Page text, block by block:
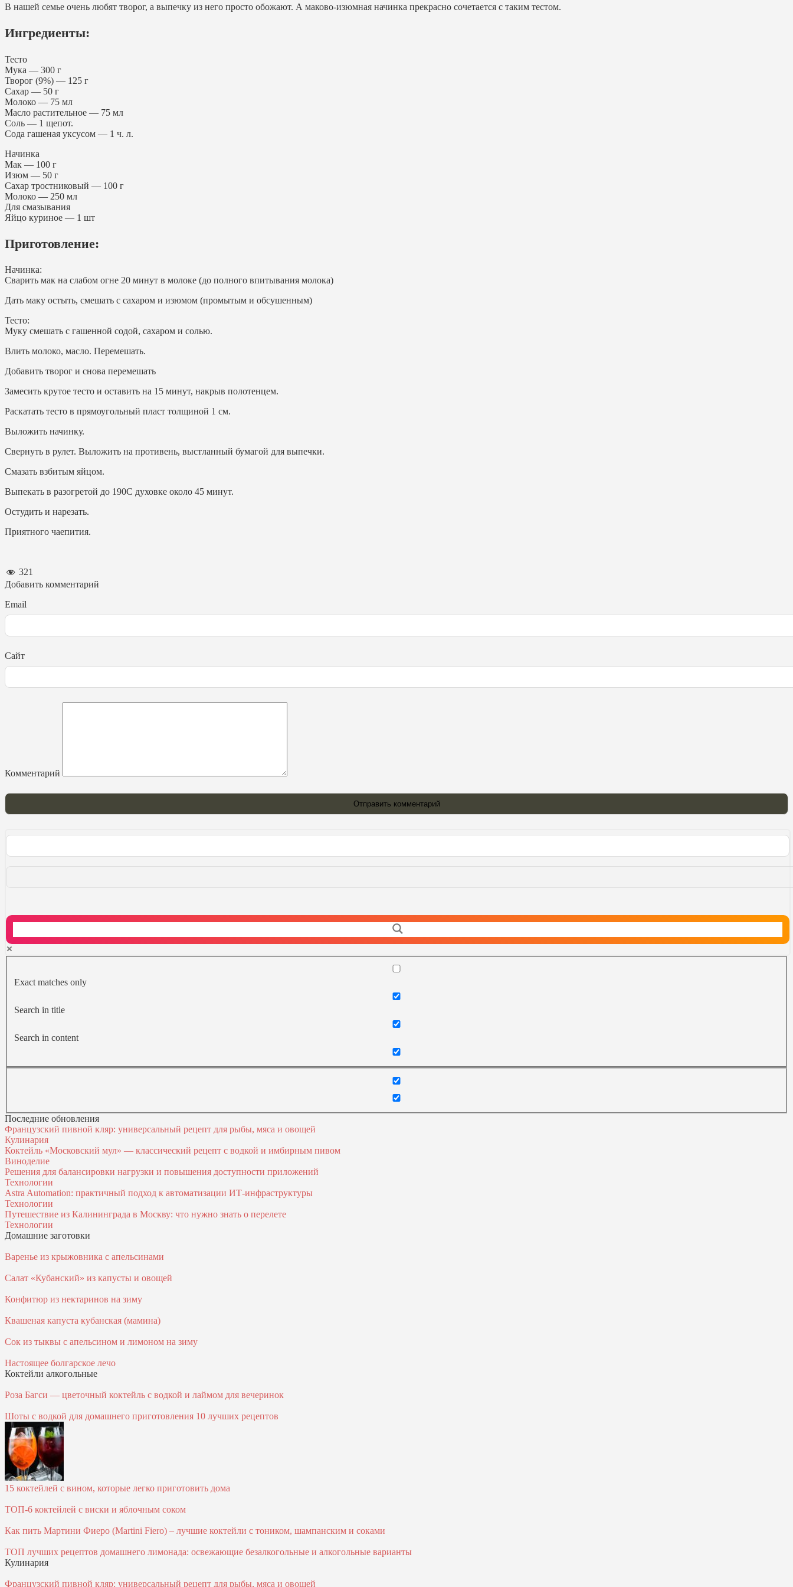
В нашей семье очень любят творог, а выпечку из него просто обожают. А маково-изюмная начинка прекрасно сочетается с таким тестом.
Ингредиенты:
Тесто
Мука — 300 г
Творог (9%) — 125 г
Сахар — 50 г
Молоко — 75 мл
Масло растительное — 75 мл
Соль — 1 щепот.
Сода гашеная уксусом — 1 ч. л.
Начинка
Мак — 100 г
Изюм — 50 г
Сахар тростниковый — 100 г
Молоко — 250 мл
Для смазывания
Яйцо куриное — 1 шт
Приготовление:
Начинка:
Сварить мак на слабом огне 20 минут в молоке (до полного впитывания молока)
Дать маку остыть, смешать с сахаром и изюмом (промытым и обсушенным)
Тесто:
Муку смешать с гашенной содой, сахаром и солью.
Влить молоко, масло. Перемешать.
Добавить творог и снова перемешать
Замесить крутое тесто и оставить на 15 минут, накрыв полотенцем.
Раскатать тесто в прямоугольный пласт толщиной 1 см.
Выложить начинку.
Свернуть в рулет. Выложить на противень, выстланный бумагой для выпечки.
Смазать взбитым яйцом.
Выпекать в разогретой до 190С духовке около 45 минут.
Остудить и нарезать.
Приятного чаепития.
321
Добавить комментарий
Email
Сайт
Комментарий
Exact matches only
Search in title
Search in content
Последние обновления
Французский пивной кляр: универсальный рецепт для рыбы, мяса и овощей
Кулинария
Коктейль «Московский мул» — классический рецепт с водкой и имбирным пивом
Виноделие
Решения для балансировки нагрузки и повышения доступности приложений
Технологии
Astra Automation: практичный подход к автоматизации ИТ‑инфраструктуры
Технологии
Путешествие из Калининграда в Москву: что нужно знать о перелете
Технологии
Домашние заготовки
Варенье из крыжовника с апельсинами
Салат «Кубанский» из капусты и овощей
Конфитюр из нектаринов на зиму
Квашеная капуста кубанская (мамина)
Сок из тыквы с апельсином и лимоном на зиму
Настоящее болгарское лечо
Коктейли алкогольные
Роза Багси — цветочный коктейль с водкой и лаймом для вечеринок
Шоты с водкой для домашнего приготовления 10 лучших рецептов
15 коктейлей с вином, которые легко приготовить дома
ТОП-6 коктейлей с виски и яблочным соком
Как пить Мартини Фиеро (Martini Fiero) – лучшие коктейли с тоником, шампанским и соками
ТОП лучших рецептов домашнего лимонада: освежающие безалкогольные и алкогольные варианты
Кулинария
Французский пивной кляр: универсальный рецепт для рыбы, мяса и овощей